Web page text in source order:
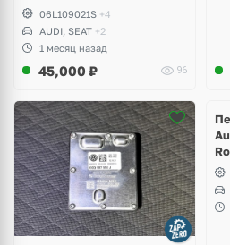
06L109021S +4
AUDI, SEAT +2
1 месяц назад
45,000 ₽ 96
2 фото